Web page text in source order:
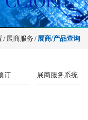
/ 展商服务 /展商/产品查询
订 展商服务系统